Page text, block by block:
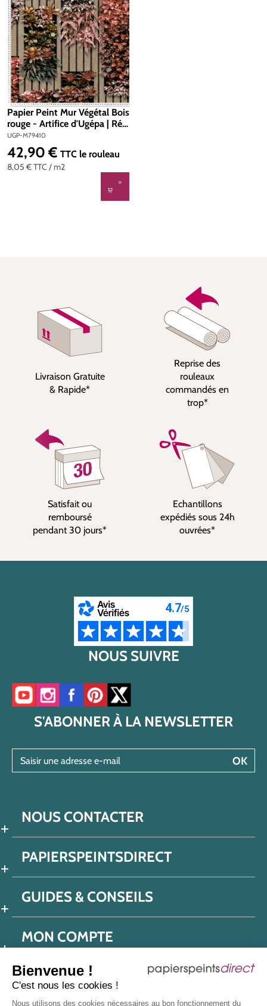
Bienvenue !
C'est nous les cookies !
Nous utilisons des cookies nécessaires au bon fonctionnement du
Papier Peint Mur Végétal Bois
rouge - Artifice d'Ugépa | Réf.
UGP-M79410
UGP-M79410
8,05 €TTC / m2
Prix régulier :
42,90 € TTC le rouleau
Livraison Gratuite
& Rapide*
Reprise des
rouleaux
commandés en
trop*
Satisfait ou
remboursé
pendant 30 jours*
Echantillons
expédiés sous 24h
ouvrées*
NOUS SUIVRE
Accéder à notre chaîne YouTube
Accéder à notre compte Instagram
Accéder à notre page Facebook
Accéder à notre compte Pinterest
Accéder à notre compte Twitter/X
S'ABONNER À LA NEWSLETTER
OK
NOUS CONTACTER
PAPIERSPEINTSDIRECT
GUIDES & CONSEILS
MON COMPTE